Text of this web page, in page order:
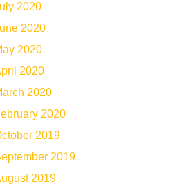
2020
2020
2020
2020
2020
2020
2019
2019
2019